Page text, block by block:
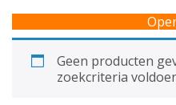
Geen producten
zoekcriteria